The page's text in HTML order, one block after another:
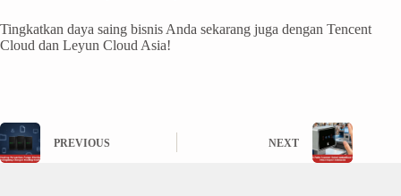
Tingkatkan daya saing bisnis Anda sekarang juga dengan Tencent
Cloud dan Leyun Cloud Asia!
PREVIOUS NEXT